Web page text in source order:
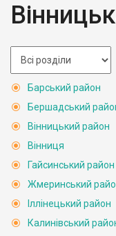
Барський район
Бершадський
Вінницький район
Вінниця
Гайсинський район
Жмеринський
Іллінецький район
Калинівський